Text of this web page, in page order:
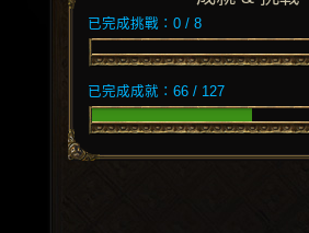
已完成挑戰：0 / 8
已完成成就：66 / 127